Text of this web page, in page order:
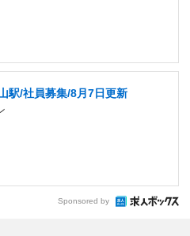
駅/社員募集/8月7日更新
Sponsored by